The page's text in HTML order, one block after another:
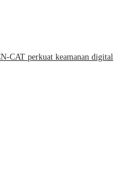
CAT perkuat keamanan digital